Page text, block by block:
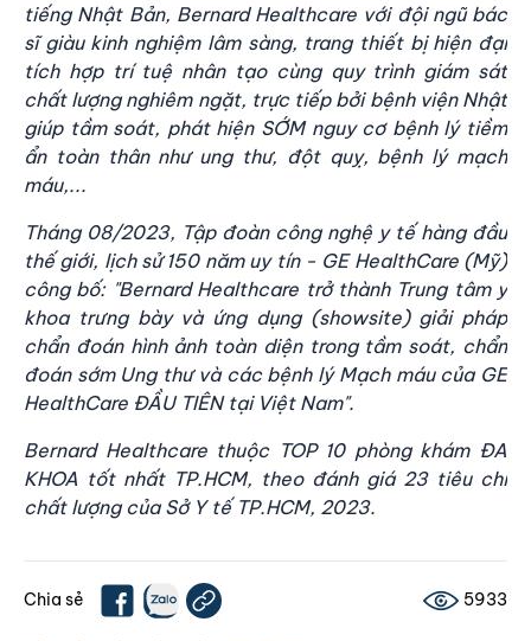
tiếng Nhật Bản, Bernard Healthcare với đội ngũ bác
sĩ giàu kinh nghiệm lâm sàng, trang thiết bịhiện đại
tích hợp trí tuệ nhân tạo cùng quy trình giám sát
chất lượng nghiêm ngặt, trực tiếp bởi bệnh viện Nhật
giúp tầm soát, phát hiện SỚM nguy cơ bệnh lý tiềm
ẩn toàn thân như ung thư, đột quỵ, bệnh lý mạch
máu,...
Tháng 08/2023, Tập đoàn công nghệ y tếhàng đầu
thếgiới, lịch sử150 năm uy tín - GE HealthCare (Mỹ)
công bố: "Bernard Healthcare trởthành Trung tâm y
khoa trưng bày và ứng dụng (showsite) giải pháp
chẩn đoán hình ảnh toàn diện trong tầm soát, chẩn
đoán sớm Ung thư và các bệnh lý Mạch máu của GE
HealthCare ĐẦU TIÊN tại Việt Nam".
Bernard Healthcare thuộc TOP 10 phòng khám ĐA
KHOA tốt nhất TP.HCM, theo đánh giá 23 tiêu chí
chất lượng của SởY tếTP.HCM, 2023.
Chia sẻ 5933